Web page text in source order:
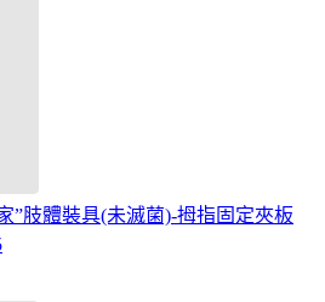
”肢體裝具(未滅菌)-拇指固定夾板